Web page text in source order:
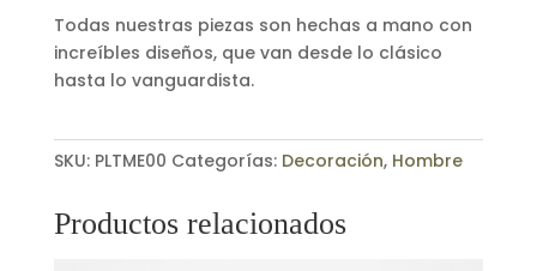
Todas nuestras piezas son hechas a mano con
increíbles diseños, que van desde lo clásico
hasta lo vanguardista.
SKU: PLTME00 Categorías: Decoración, Hombre
Productos relacionados